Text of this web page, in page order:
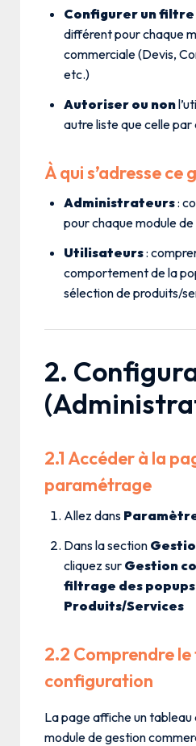
Configurer un
différent pour chaque
commerciale (Devis,
etc.)
Autoriser ou non
autre liste que celle
À qui s’adresse ce
Administrateurs:
pour chaque module
Utilisateurs:
comportement de la
sélection de produits/
2.
2.1 Accéder à la
paramétrage
Allez dans
Dans la section
cliquez sur Gestion
filtrage des popups
Produits/Services
2.2 Comprendre
configuration
La page affiche un tableau
module de gestion